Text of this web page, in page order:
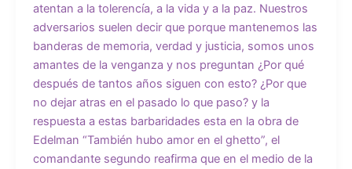
atentan a la tolerencía, a la vida y a la paz. Nuestros
adversarios suelen decir que porque mantenemos las
banderas de memoria, verdad y justicia, somos unos
amantes de la venganza y nos preguntan ¿Por qué
después de tantos años siguen con esto? ¿Por que
no dejar atras en el pasado lo que paso? y la
respuesta a estas barbaridades esta en la obra de
Edelman “También hubo amor en el ghetto”, el
comandante segundo reafirma que en el medio de la